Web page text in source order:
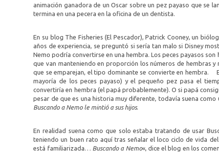
animación ganadora de un Oscar sobre un pez payaso que se
termina en una pecera en la oficina de un dentista.
En su blog The Fisheries (El Pescador), Patrick Cooney, un
años de experiencia, se preguntó si sería tan malo si Disney
Nemo podría convertirse en una hembra. Los peces payasos
que van manteniendo en proporción los números de hembras
que se emparejan, el tipo dominante se convierte en hembra.
mayoría de los peces payaso) y el pequeño pez pasa el
convertiría en hembra (el papá probablemente). O si papá
pesar de que es una historia muy diferente, todavía suena
Buscando a Nemo le mintió a sus hijos.
En realidad suena como que solo estaba tratando de usar
teniendo un buen rato aquí tras señalar el loco ciclo de vida
está familiarizada… Buscando a Nemo«, dice el blog en los